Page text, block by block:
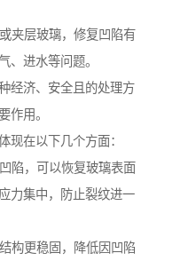
夹层玻璃，修复凹陷有
、进水等问题。
经济、安全且的处理方
作用。
现在以下几个方面：
陷，可以恢复玻璃表面
力集中，防止裂纹进一
构更稳固，降低因凹陷